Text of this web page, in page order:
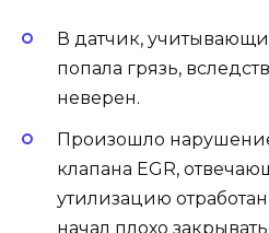
В датчик,
попала грязь,
неверен.
Произошло
клапана EGR,
утилизацию
начал плохо